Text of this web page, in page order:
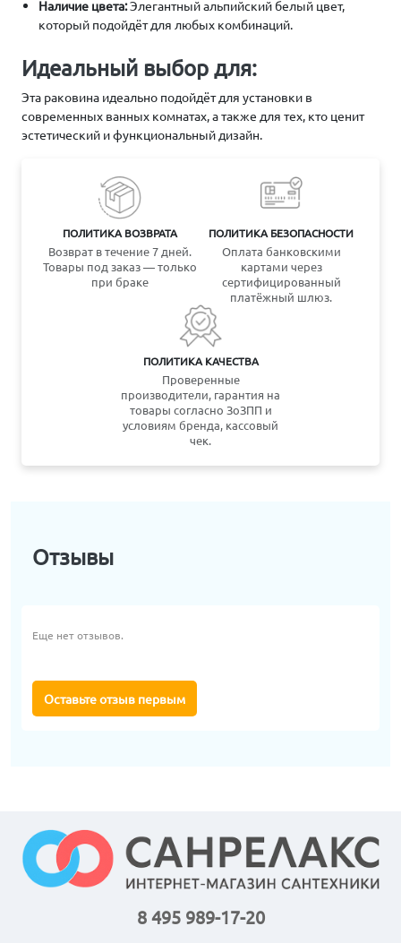
ПОЛИТИКА ВОЗВРАТА
Возврат в течение 7 дней.
Товары под заказ — только
при браке
ПОЛИТИКА БЕЗОПАСНОСТИ
Оплата банковскими
картами через
сертифицированный
платёжный шлюз.
ПОЛИТИКА КАЧЕСТВА
Проверенные
производители, гарантия на
товары согласно ЗоЗПП и
условиям бренда, кассовый
чек.
Наличие цвета:Элегантный альпийский белый цвет,
который подойдёт для любых комбинаций.
Идеальный выбор для:
Эта раковина идеально подойдёт для установки в
современных ванных комнатах, а также для тех, кто ценит
эстетический и функциональный дизайн.
Отзывы
Еще нет отзывов.
Оставьте отзыв первым
8 495 989-17-20